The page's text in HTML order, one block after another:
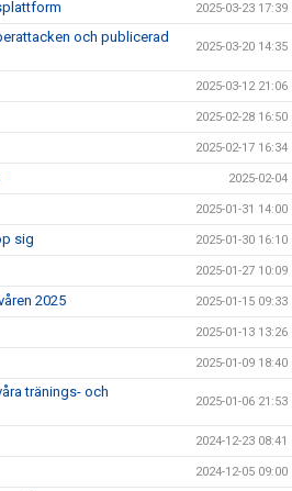
2025-03-23 17:39
och publicerad
2025-03-20 14:35
2025-03-12 21:06
2025-02-28 16:50
2025-02-17 16:34
2025-02-04
2025-01-31 14:00
sig 2025-01-30 16:10
2025-01-27 10:09
2025 2025-01-15 09:33
2025-01-13 13:26
2025-01-09 18:40
tränings- och
2025-01-06 21:53
2024-12-23 08:41
2024-12-05 09:00